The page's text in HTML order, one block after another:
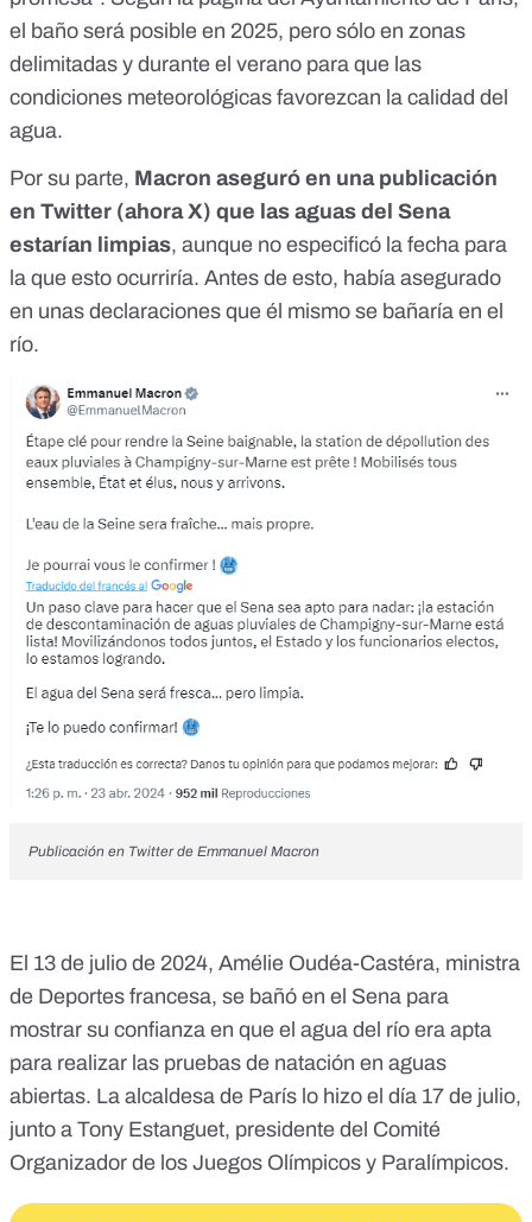
el baño será posible en 2025, pero sólo en zonas
delimitadas y durante el verano para que las
condiciones meteorológicas favorezcan la calidad del
agua.
Por su parte, Macron aseguró en una publicación
en Twitter (ahora X) que las aguas del Sena
estarían limpias, aunque no especificó la fecha para
la que esto ocurriría. Antes de esto, había asegurado
en unas declaraciones que él mismo se bañaría en el
río.
Publicación en Twitter de Emmanuel Macron
El 13 de julio de 2024, Amélie Oudéa-Castéra, ministra
de Deportes francesa, se bañó en el Sena para
mostrar su confianza en que el agua del río era apta
para realizar las pruebas de natación en aguas
abiertas. La alcaldesa de París lo hizo el día 17 de julio,
junto a Tony Estanguet, presidente del Comité
Organizador de los Juegos Olímpicos y Paralímpicos.